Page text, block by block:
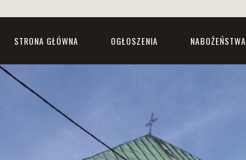
STRONA GŁÓWNA OGŁOSZENIA NABOŻEŃSTWA